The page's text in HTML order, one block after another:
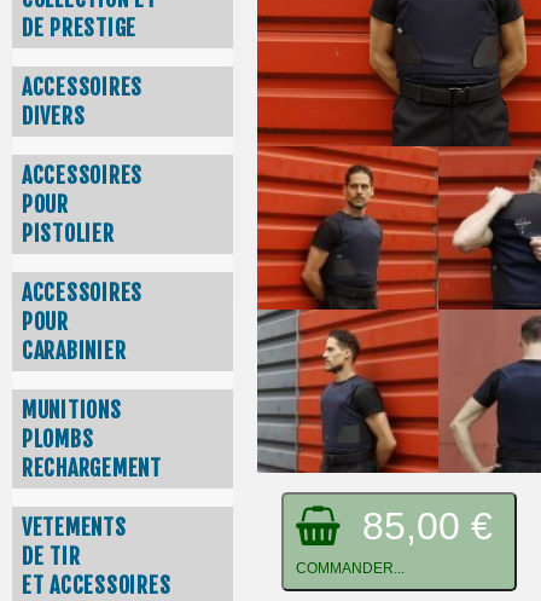
DE PRESTIGE
ACCESSOIRES
DIVERS
ACCESSOIRES
POUR
PISTOLIER
ACCESSOIRES
POUR
CARABINIER
MUNITIONS
PLOMBS
RECHARGEMENT
VETEMENTS
DE TIR
ET ACCESSOIRES
85,00 €
COMMANDER...